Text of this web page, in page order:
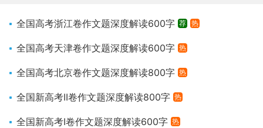
全国高考浙江卷作文题深度解读600字 荐 热
全国高考天津卷作文题深度解读600字 热
全国高考北京卷作文题深度解读800字 热
全国新高考ⅠⅠ卷作文题深度解读800字 热
全国新高考Ⅰ卷作文题深度解读600字 热